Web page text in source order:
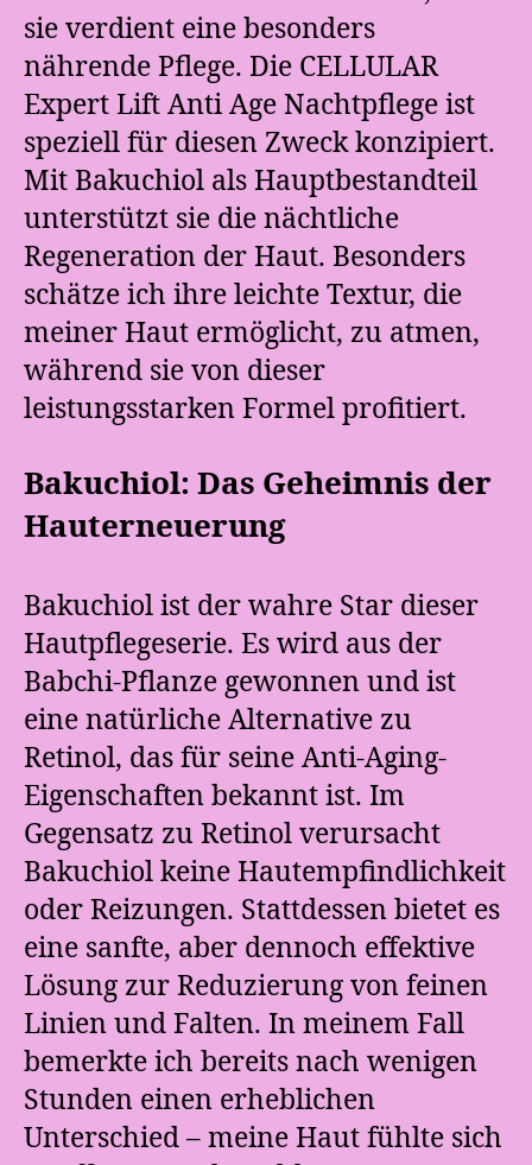
sie verdient eine besonders
nährende Pflege. Die CELLULAR
Expert Lift Anti Age Nachtpflege ist
speziell für diesen Zweck konzipiert.
Mit Bakuchiol als Hauptbestandteil
unterstützt sie die nächtliche
Regeneration der Haut. Besonders
schätze ich ihre leichte Textur, die
meiner Haut ermöglicht, zu atmen,
während sie von dieser
leistungsstarken Formel profitiert.
Bakuchiol: Das Geheimnis der
Hauterneuerung
Bakuchiol ist der wahre Star dieser
Hautpflegeserie. Es wird aus der
Babchi-Pflanze gewonnen und ist
eine natürliche Alternative zu
Retinol, das für seine Anti-Aging-
Eigenschaften bekannt ist. Im
Gegensatz zu Retinol verursacht
Bakuchiol keine Hautempfindlichkeit
oder Reizungen. Stattdessen bietet es
eine sanfte, aber dennoch effektive
Lösung zur Reduzierung von feinen
Linien und Falten. In meinem Fall
bemerkte ich bereits nach wenigen
Stunden einen erheblichen
Unterschied – meine Haut fühlte sich